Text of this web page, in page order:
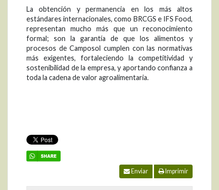
La obtención y permanencia en los más altos
estándares internacionales, como BRCGS e IFS Food,
representan mucho más que un reconocimiento
formal; son la garantía de que los alimentos y
procesos de Camposol cumplen con las normativas
más exigentes, fortaleciendo la competitividad y
sostenibilidad de la empresa, y aportando confianza a
toda la cadena de valor agroalimentaria.
Enviar Imprimir